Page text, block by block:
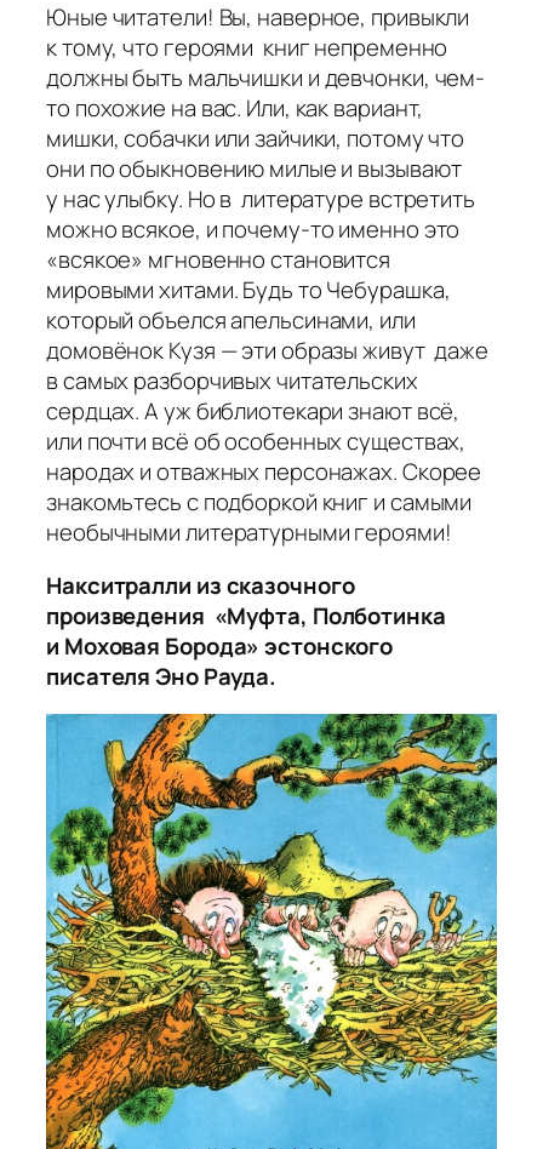
Юные читатели! Вы, наверное, привыкли
к тому, что героями книг непременно
должны быть мальчишки и девчонки, чем-
то похожие на вас. Или, как вариант,
мишки, собачки или зайчики, потому что
они по обыкновению милые и вызывают
у нас улыбку. Но в литературе встретить
можно всякое, и почему-то именно это
«всякое» мгновенно становится
мировыми хитами. Будь то Чебурашка,
который объелся апельсинами, или
домовёнок Кузя — эти образы живут даже
в самых разборчивых читательских
сердцах. А уж библиотекари знают всё,
или почти всё об особенных существах,
народах и отважных персонажах. Скорее
знакомьтесь с подборкой книг и самыми
необычными литературными героями!
Накситралли из сказочного
произведения «Муфта, Полботинка
и Моховая Борода» эстонского
писателя Эно Рауда.